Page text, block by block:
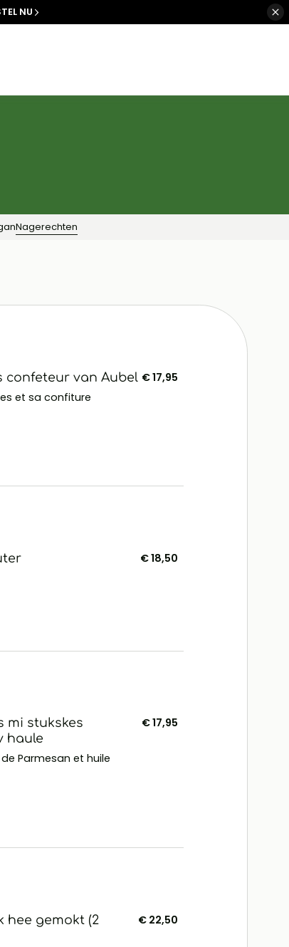
NU
Nagerechten
confeteur van Aubel
et sa confiture
€ 17,95
€ 18,50
mi stukskes
haule
Parmesan et huile
€ 17,95
hee gemokt (2
€ 22,50